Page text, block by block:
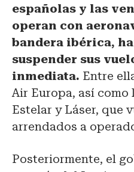
españolas y las
operan con
bandera ibérica,
suspender sus
inmediata. Entre
Air Europa, así como
Estelar y Láser, que
arrendados a
Posteriormente, el